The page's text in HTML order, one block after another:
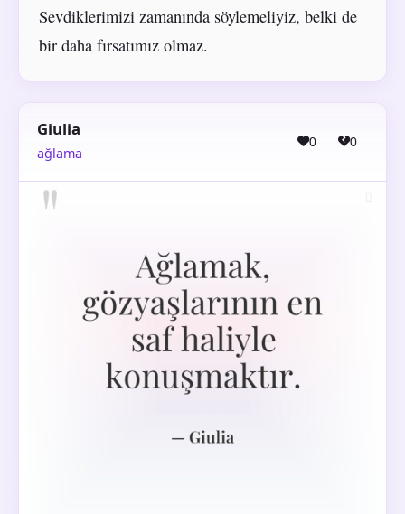
Sevdiklerimizi zamanında söylemeliyiz, belki de
bir daha fırsatımız olmaz.
Giulia
ağlama
0 0